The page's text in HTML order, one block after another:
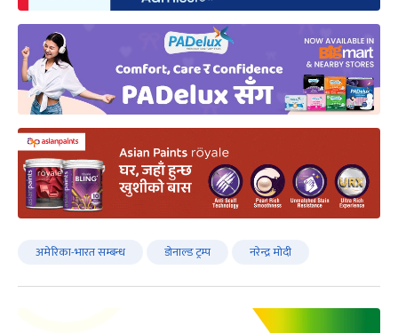
अमेरिका-भारत सम्बन्ध डोनाल्ड ट्रम्प नरेन्द्र मोदी